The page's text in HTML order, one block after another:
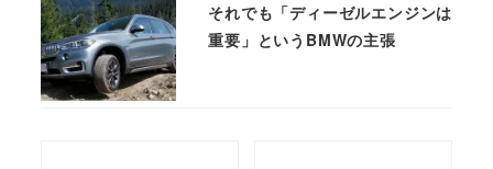
それでも「ディーゼルエンジンは
重要」というBMWの主張